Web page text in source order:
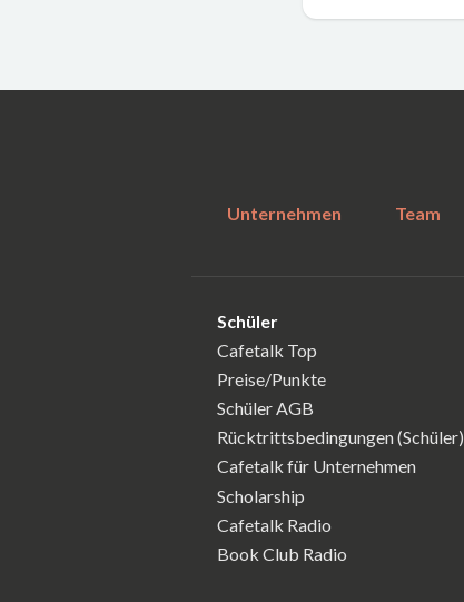
Unternehmen Team
Schüler
Cafetalk Top
Preise/Punkte
Schüler AGB
Rücktrittsbedingungen (Schüler)
Cafetalk für Unternehmen
Scholarship
Cafetalk Radio
Book Club Radio